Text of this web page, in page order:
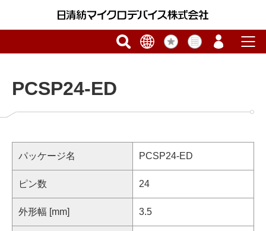
PCSP24-ED
パッケージ名 PCSP24-ED
ピン数 24
外形幅 [mm] 3.5